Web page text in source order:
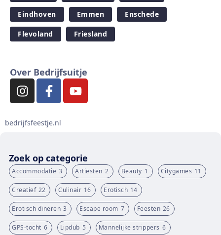
Eindhoven Emmen Enschede
Flevoland Friesland
Over Bedrijfsuitje
bedrijfsfeestje.nl
Zoek op categorie
Accommodatie 3 Artiesten 2 Beauty 1 Citygames 11
Creatief 22 Culinair 16 Erotisch 14
Erotisch dineren 3 Escape room 7 Feesten 26
GPS-tocht 6 Lipdub 5 Mannelijke strippers 6